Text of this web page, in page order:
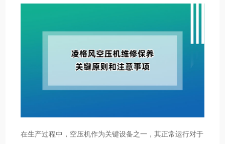
在生产过程中，空压机作为关键设备之一，其正常运行对于